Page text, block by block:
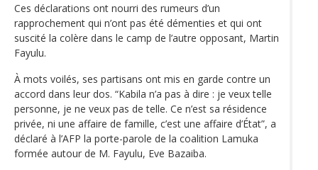
Ces déclarations ont nourri des rumeurs d’un
rapprochement qui n’ont pas été démenties et qui ont
suscité la colère dans le camp de l’autre opposant, Martin
Fayulu.
À mots voilés, ses partisans ont mis en garde contre un
accord dans leur dos. “Kabila n’a pas à dire : je veux telle
personne, je ne veux pas de telle. Ce n’est sa résidence
privée, ni une affaire de famille, c’est une affaire d’État”, a
déclaré à l’AFP la porte-parole de la coalition Lamuka
formée autour de M. Fayulu, Eve Bazaiba.